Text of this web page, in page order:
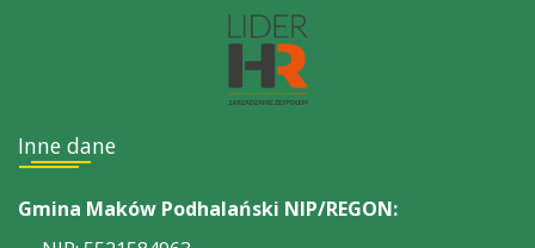
Inne dane
Gmina Maków Podhalański NIP/REGON: